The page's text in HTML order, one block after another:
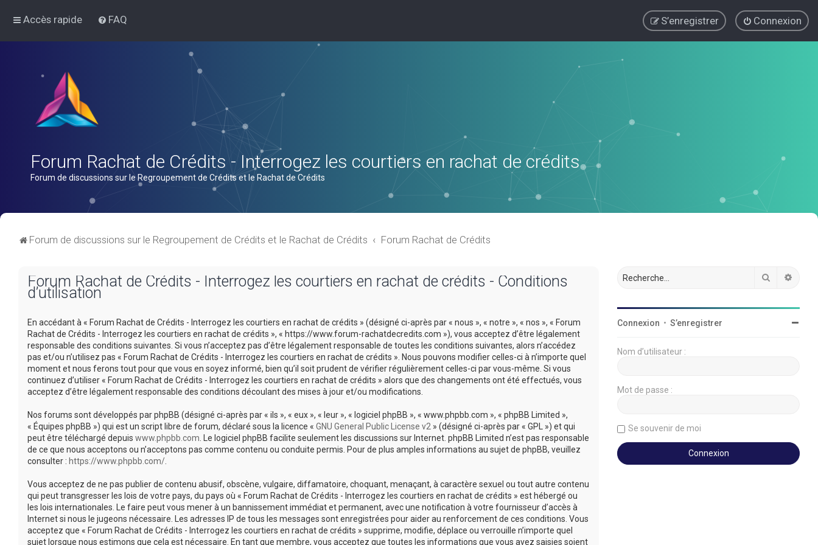
Accès rapide FAQ Connexion
S’enregistrer
Forum Rachat de Crédits - Interrogez les courtiers en rachat de crédits
Forum de discussions sur le Regroupement de Crédits et le Rachat de Crédits
Forum de discussions sur le Regroupement de Crédits et le Rachat de Crédits Forum Rachat de Crédits
Forum Rachat de Crédits - Interrogez les courtiers en rachat de crédits - Conditions
d’utilisation
En accédant à « Forum Rachat de Crédits - Interrogez les courtiers en rachat de crédits » (désigné ci-après par « nous », « notre », « nos », « Forum
Rachat de Crédits - Interrogez les courtiers en rachat de crédits », « https://www.forum-rachatdecredits.com »), vous acceptez d’être légalement
responsable des conditions suivantes. Si vous n’acceptez pas d’être légalement responsable de toutes les conditions suivantes, alors n’accédez
pas et/ou n’utilisez pas « Forum Rachat de Crédits - Interrogez les courtiers en rachat de crédits ». Nous pouvons modifier celles-ci à n’importe quel
moment et nous ferons tout pour que vous en soyez informé, bien qu’il soit prudent de vérifier régulièrement celles-ci par vous-même. Si vous
continuez d’utiliser « Forum Rachat de Crédits - Interrogez les courtiers en rachat de crédits » alors que des changements ont été effectués, vous
acceptez d’être légalement responsable des conditions découlant des mises à jour et/ou modifications.
Nos forums sont développés par phpBB (désigné ci-après par « ils », « eux », « leur », « logiciel phpBB », « www.phpbb.com », « phpBB Limited »,
« Équipes phpBB ») qui est un script libre de forum, déclaré sous la licence « GNU General Public License v2 » (désigné ci-après par « GPL ») et qui
peut être téléchargé depuis www.phpbb.com . Le logiciel phpBB facilite seulement les discussions sur Internet. phpBB Limited n’est pas responsable
de ce que nous acceptons ou n’acceptons pas comme contenu ou conduite permis. Pour de plus amples informations au sujet de phpBB, veuillez
consulter : https://www.phpbb.com/
Vous acceptez de ne pas publier de contenu abusif, obscène, vulgaire, diffamatoire, choquant, menaçant, à caractère sexuel ou tout autre contenu
qui peut transgresser les lois de votre pays, du pays où « Forum Rachat de Crédits - Interrogez les courtiers en rachat de crédits » est hébergé ou
les lois internationales. Le faire peut vous mener à un bannissement immédiat et permanent, avec une notification à votre fournisseur d’accès à
Internet si nous le jugeons nécessaire. Les adresses IP de tous les messages sont enregistrées pour aider au renforcement de ces conditions. Vous
acceptez que « Forum Rachat de Crédits - Interrogez les courtiers en rachat de crédits » supprime, modifie, déplace ou verrouille n’importe quel
sujet lorsque nous estimons que cela est nécessaire. En tant que membre, vous acceptez que toutes les informations que vous avez saisies soient
Rechercher
Connexion • S’enregistrer
Nom d’utilisateur :
Mot de passe :
Se souvenir de moi